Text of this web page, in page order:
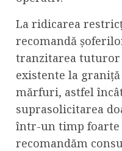
La ridicarea
recomandă
tranzitarea
existente la
mărfuri, astfel
suprasolicitarea
într-un timp foarte
recomandăm